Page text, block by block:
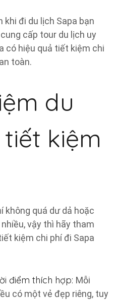
khi đi du lịch Sapa bạn
cấp tour du lịch uy
có hiệu quả tiết kiệm chi
toàn.
du
kiệm
không quá dư dả hoặc
vậy thì hãy tham
kiệm chi phí đi Sapa
điểm thích hợp: Mỗi
có một vẻ đẹp riêng, tuy